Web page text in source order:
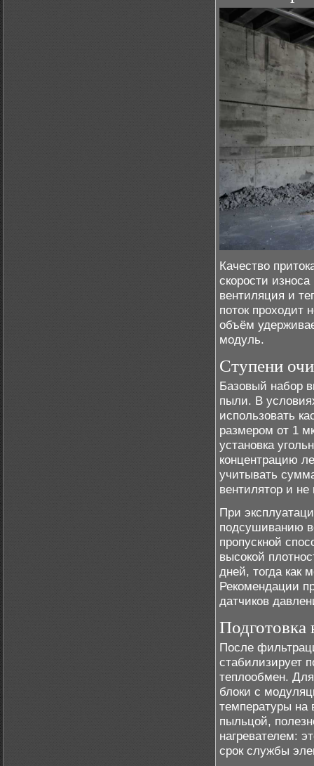
Качество
скорости
вентиляция и
поток проходит
объём
модуль.
Ступени
Базовый набор
пыли. В
использовать
размером от 1
установка
концентрацию
учитывать
вентилятор и
При
подсушиванию
пропускной
высокой
дней, тогда как
Рекомендации
датчиков
Подготовка
После
стабилизирует
теплообмен.
блоки с
температуры на
пыльцой,
нагревателем:
срок службы